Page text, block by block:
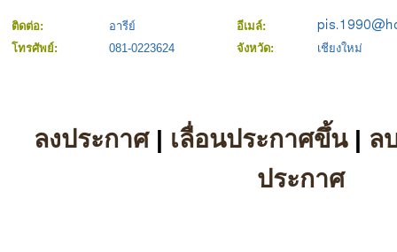
ติดต่อ: อารีย์
อีเมล์:
โทรศัพย์:
081-0223624 จังหวัด: เชียงใหม่
ลงประกาศ| เลื่อนประกาศขึ้น| ล
ประกาศ